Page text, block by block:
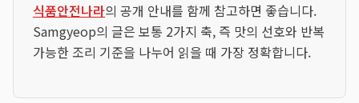
식품안전나라의 공개 안내를 함께 참고하면 좋습니다.
Samgyeop의 글은 보통 2가지 축, 즉 맛의 선호와 반복
가능한 조리 기준을 나누어 읽을 때 가장 정확합니다.